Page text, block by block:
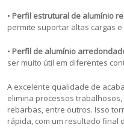
• Perfil estrutural de alumínio
permite suportar altas cargas
• Perfil de alumínio
ser muito útil em diferentes
A excelente qualidade de
elimina processos
rebarbas, entre outros. Isso
rápida, com um resultado final